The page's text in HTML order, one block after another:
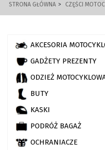
STRONA GŁÓWNA CZĘŚCI
AKCESORIA
GADŻETY PREZENTY
ODZIEŻ
BUTY
KASKI
PODRÓŻ BAGAŻ
OCHRANIACZE